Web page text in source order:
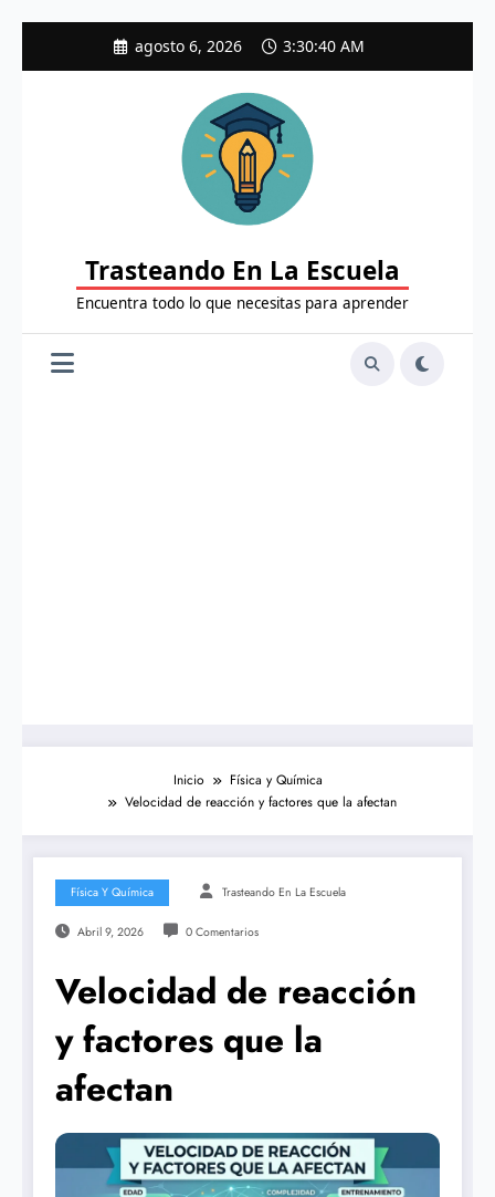
agosto 6, 2026 3:30:41 AM
Trasteando En La Escuela
Encuentra todo lo que necesitas para aprender
Inicio
Física y Química
Velocidad de reacción y factores que la afectan
Física Y Química Trasteando En La Escuela
Abril 9, 2026 0 Comentarios
Velocidad de reacción
y factores que la
afectan